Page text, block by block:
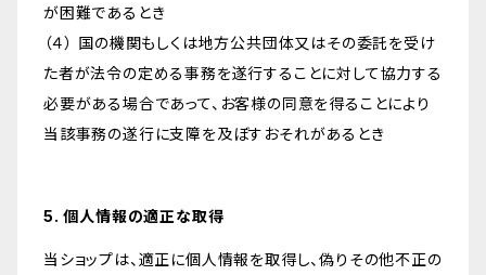
が困難であるとき
（４） 国の機関もしくは地方公共団体又はその委託を受け
た者が法令の定める事務を遂行することに対して協力する
必要がある場合であって、お客様の同意を得ることにより
当該事務の遂行に支障を及ぼすおそれがあるとき
5. 個人情報の適正な取得
当ショップは、適正に個人情報を取得し、偽りその他不正の